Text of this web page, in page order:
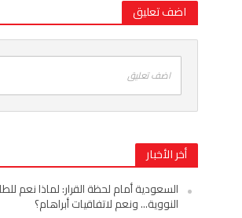
اضف تعليق
اضف تعليق
أخر الأخبار
السعودية أمام لحظة القرار: لماذا نعم
النووية… ونعم لاتفاقيات أبراهام؟